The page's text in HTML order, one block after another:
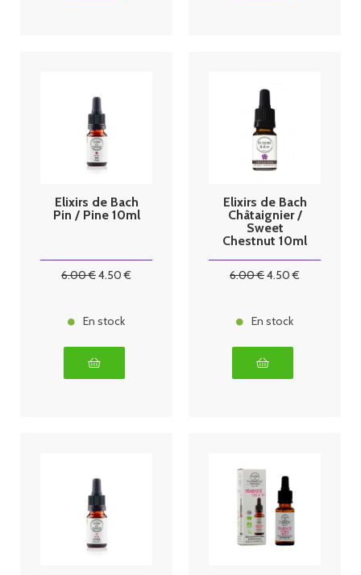
Elixirs de Bach
Pin / Pine 10ml
6.00€4.50 €
En stock
Elixirs de Bach
Châtaignier /
Sweet
Chestnut 10ml
6.00€4.50 €
En stock